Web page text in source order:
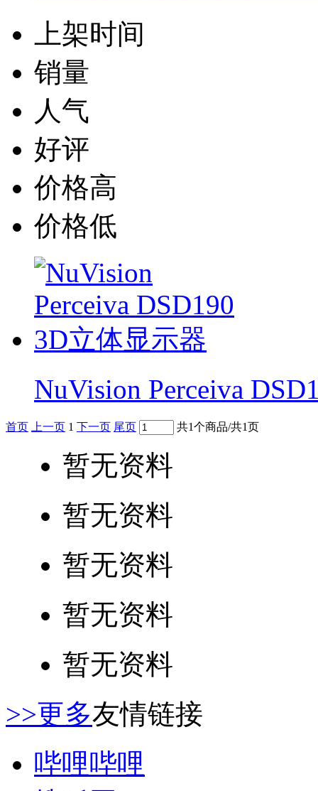
上架时间
销量
人气
好评
价格高
价格低
NuVision Perceiva
首页 上一页 1 下一页 尾页 共1个商品/共1页
暂无资料
暂无资料
暂无资料
暂无资料
暂无资料
>>更多友情链接
哔哩哔哩